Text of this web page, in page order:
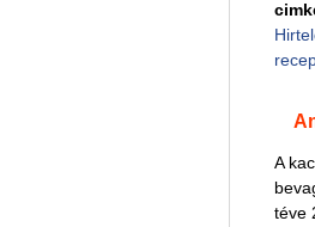
A
téve